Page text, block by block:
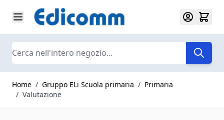
Salta al contenuto
Search
Home / Gruppo ELi Scuola primaria / Primaria
/ Valutazione